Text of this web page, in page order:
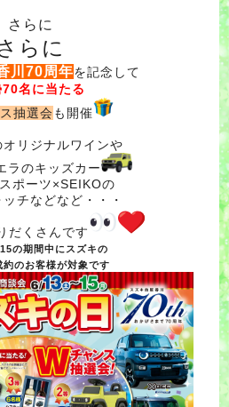
さらに
らに
川70周年を記念して
名に当たる
抽選会も開催
リジナルワインや
ラのキッズカー
ポーツ×SEIKOの
チなどなど・・・
だくさんです
の期間中にスズキの
約のお客様が対象です